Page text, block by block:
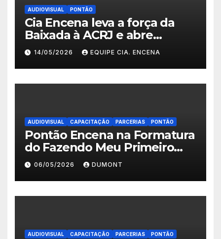
AUDIOVISUAL PONTÃO
Cia Encena leva a força da
Baixada à ACRJ e abre
inscrições para a 2ª turma do
Fazendo Meu Primeiro Filme”
em Nova Iguaçu
14/05/2026 EQUIPE CIA. ENCENA
AUDIOVISUAL CAPACITAÇÃO PARCERIAS PONTÃO
Pontão Encena na Formatura
do Fazendo Meu Primeiro
Filme no Degase Belford
Roxo e reforça as inscrições
abertas em Nova Iguaçu
06/05/2026 DUMONT
AUDIOVISUAL CAPACITAÇÃO PARCERIAS PONTÃO